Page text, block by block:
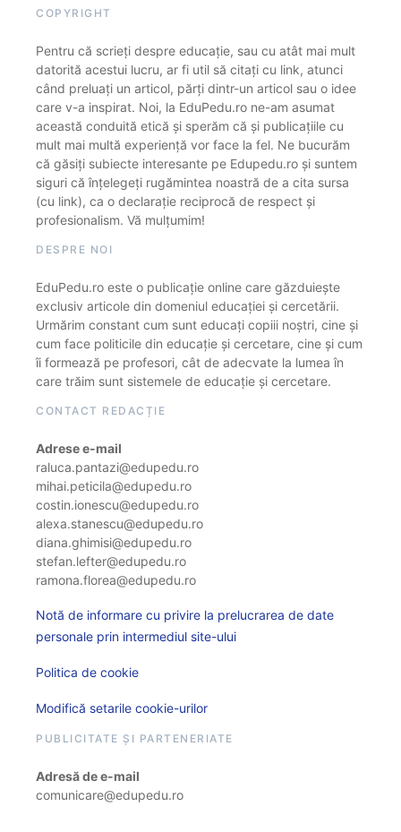
COPYRIGHT
Pentru că scrieți despre educație, sau cu atât mai mult
datorită acestui lucru, ar fi util să citați cu link, atunci
când preluați un articol, părți dintr-un articol sau o idee
care v-a inspirat. Noi, la EduPedu.ro ne-am asumat
această conduită etică și sperăm că și publicațiile cu
mult mai multă experiență vor face la fel. Ne bucurăm
că găsiți subiecte interesante pe Edupedu.ro și suntem
siguri că înțelegeți rugămintea noastră de a cita sursa
(cu link), ca o declarație reciprocă de respect și
profesionalism. Vă mulțumim!
DESPRE NOI
EduPedu.ro este o publicație online care găzduiește
exclusiv articole din domeniul educației și cercetării.
Urmărim constant cum sunt educați copiii noștri, cine și
cum face politicile din educație și cercetare, cine și cum
îi formează pe profesori, cât de adecvate la lumea în
care trăim sunt sistemele de educație și cercetare.
CONTACT REDACȚIE
Adrese e-mail
raluca.pantazi@edupedu.ro
mihai.peticila@edupedu.ro
costin.ionescu@edupedu.ro
alexa.stanescu@edupedu.ro
diana.ghimisi@edupedu.ro
stefan.lefter@edupedu.ro
ramona.florea@edupedu.ro
Notă de informare cu privire la prelucrarea de date
personale prin intermediul site-ului
Politica de cookie
Modifică setarile cookie-urilor
PUBLICITATE ȘI PARTENERIATE
Adresă de e-mail
comunicare@edupedu.ro